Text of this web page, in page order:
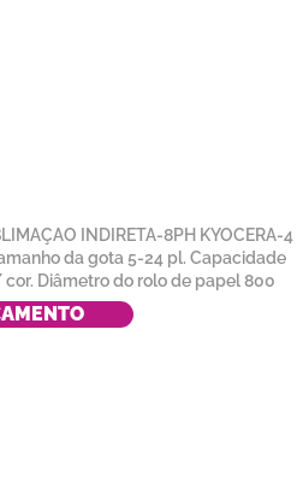
INDIRETA-8PH KYOCERA-4
da gota 5-24 pl. Capacidade
Diâmetro do rolo de papel 800